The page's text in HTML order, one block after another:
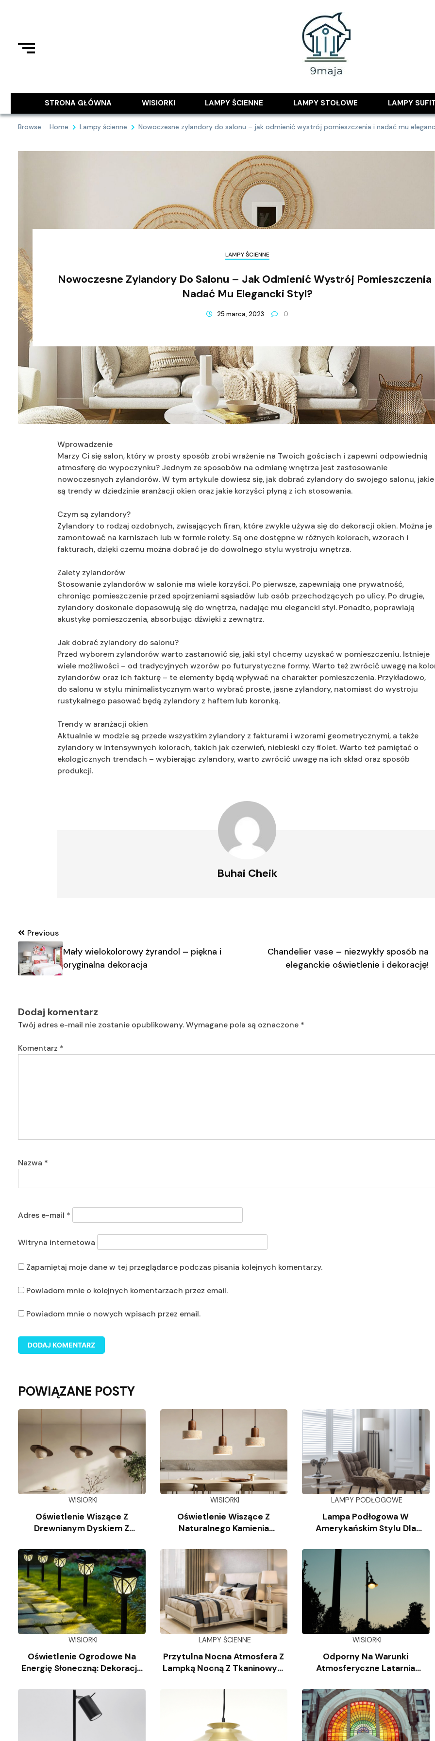
9MAJA
STRONA GŁÓWNA
WISIORKI LAMPY ŚCIENNE LAMPY STOŁOWE LAMPY
Browse : Home Lampy ścienne Nowoczesne zylandory do salonu – jak odmienić wystrój pomieszczenia i nadać mu
LAMPY ŚCIENNE
Nowoczesne Zylandory Do Salonu – Jak Odmienić Wystrój Pomieszczenia
Nadać Mu Elegancki Styl?
25 marca, 2023 0
Wprowadzenie
Marzy Ci się salon, który w prosty sposób zrobi wrażenie na Twoich gościach i zapewni odpowiednią
atmosferę do wypoczynku? Jednym ze sposobów na odmianę wnętrza jest zastosowanie
nowoczesnych zylandorów. W tym artykule dowiesz się, jak dobrać zylandory do swojego salonu, jakie
są trendy w dziedzinie aranżacji okien oraz jakie korzyści płyną z ich stosowania.
Czym są zylandory?
Zylandory to rodzaj ozdobnych, zwisających firan, które zwykle używa się do dekoracji okien. Można je
zamontować na karniszach lub w formie rolety. Są one dostępne w różnych kolorach, wzorach i
fakturach, dzięki czemu można dobrać je do dowolnego stylu wystroju wnętrza.
Zalety zylandorów
Stosowanie zylandorów w salonie ma wiele korzyści. Po pierwsze, zapewniają one prywatność,
chroniąc pomieszczenie przed spojrzeniami sąsiadów lub osób przechodzących po ulicy. Po drugie,
zylandory doskonale dopasowują się do wnętrza, nadając mu elegancki styl. Ponadto, poprawiają
akustykę pomieszczenia, absorbując dźwięki z zewnątrz.
Jak dobrać zylandory do salonu?
Przed wyborem zylandorów warto zastanowić się, jaki styl chcemy uzyskać w pomieszczeniu. Istnieje
wiele możliwości – od tradycyjnych wzorów po futurystyczne formy. Warto też zwrócić uwagę na
zylandorów oraz ich fakturę – te elementy będą wpływać na charakter pomieszczenia. Przykładowo,
do salonu w stylu minimalistycznym warto wybrać proste, jasne zylandory, natomiast do wystroju
rustykalnego pasować będą zylandory z haftem lub koronką.
Trendy w aranżacji okien
Aktualnie w modzie są przede wszystkim zylandory z fakturami i wzorami geometrycznymi, a także
zylandory w intensywnych kolorach, takich jak czerwień, niebieski czy fiolet. Warto też pamiętać o
ekologicznych trendach – wybierając zylandory, warto zwrócić uwagę na ich skład oraz sposób
produkcji.
Buhai Cheik
Nawigacja
wpisu
Previous
Mały wielokolorowy żyrandol – piękna i
oryginalna dekoracja
Chandelier vase – niezwykły sposób na
eleganckie oświetlenie i dekorację!
Dodaj komentarz
Twój adres e-mail nie zostanie opublikowany.Wymagane pola są oznaczone *
Komentarz *
Nazwa *
Adres e-mail *
Witryna internetowa
Zapamiętaj moje dane w tej przeglądarce podczas pisania kolejnych komentarzy.
Powiadom mnie o kolejnych komentarzach przez email.
Powiadom mnie o nowych wpisach przez email.
POWIĄZANE POSTY
WISIORKI
Oświetlenie Wiszące Z
Drewnianym Dyskiem Z
WISIORKI
Oświetlenie Wiszące Z
Naturalnego Kamienia
LAMPY PODŁOGOWE
Lampa Podłogowa W
Amerykańskim Stylu Dla
WISIORKI
Oświetlenie Ogrodowe Na
Energię Słoneczną: Dekoracja
LAMPY ŚCIENNE
Przytulna Nocna Atmosfera Z
Lampką Nocną Z Tkaninowym
WISIORKI
Odporny Na Warunki
Atmosferyczne Latarnia
Aluminium